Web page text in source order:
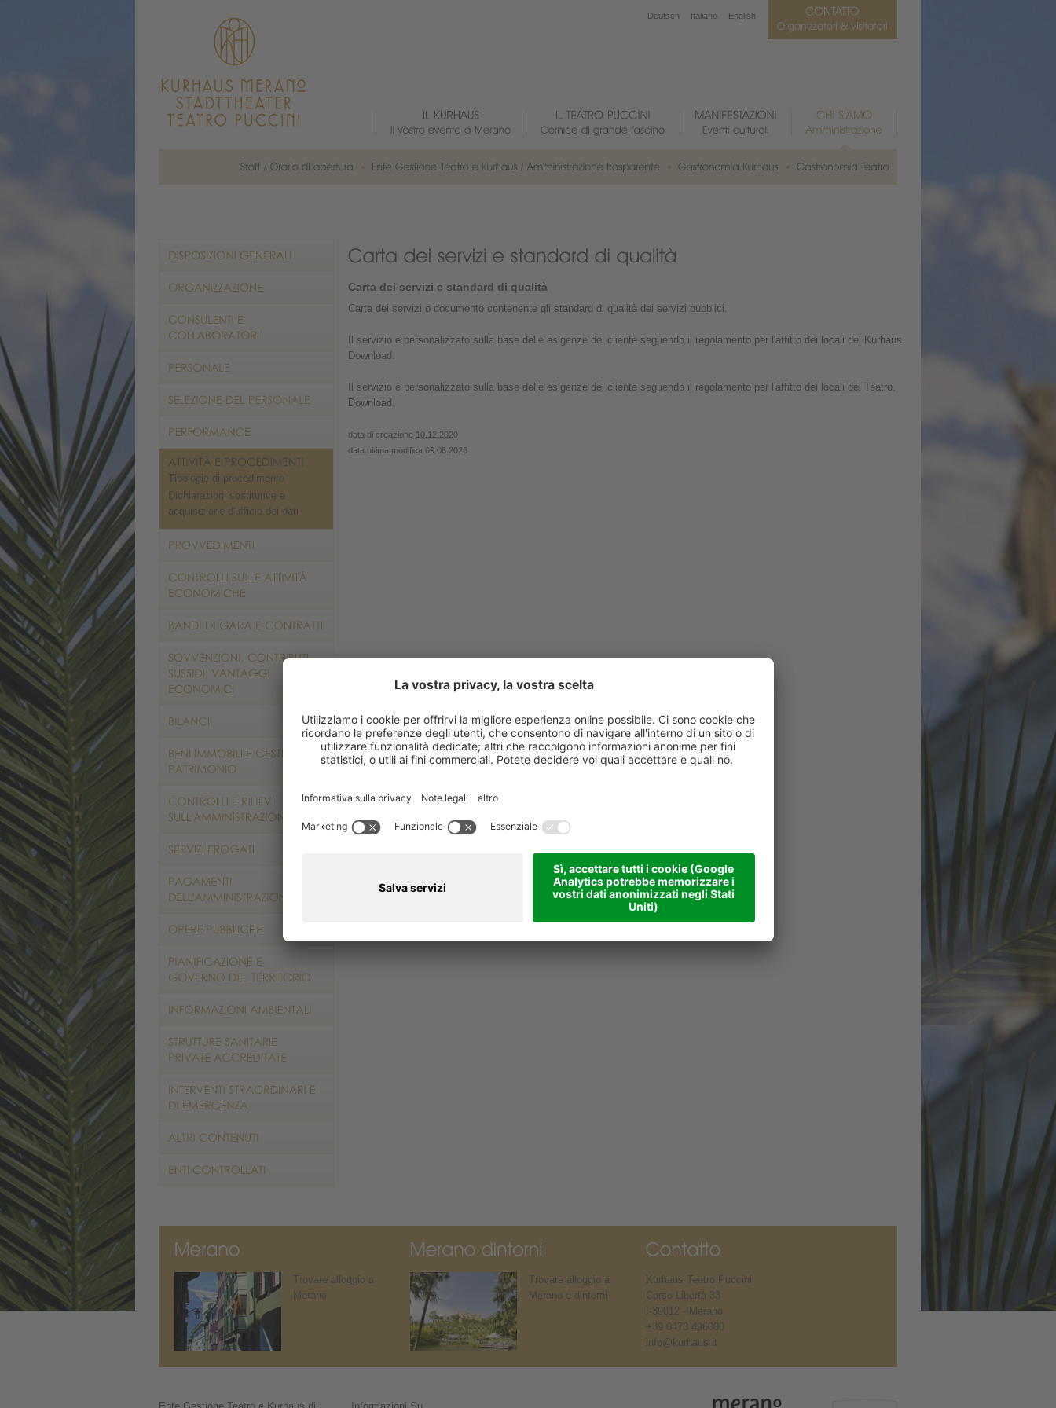
Tipologie di procedimento
Dichiarazioni sostitutive e
acquisizione d'ufficio dei dati
Carta dei servizi e standard di qualità
Carta dei servizi o documento contenente gli standard di qualità dei servizi pubblici.
Il servizio è personalizzato sulla base delle esigenze del cliente seguendo il regolamento per l'affitto dei locali del Kurhaus.
Download.
Il servizio è personalizzato sulla base delle esigenze del cliente seguendo il regolamento per l'affitto dei locali del Teatro.
Download.
data di creazione 10.12.2020
data ultima modifica 09.06.2026
Deutsch Italiano English
Trovare alloggio a
Merano
Trovare alloggio a
Merano e dintorni
Kurhaus Teatro Puccini
Corso Libertà 33
I-39012 - Merano
+39 0473 496000
info@kurhaus.it